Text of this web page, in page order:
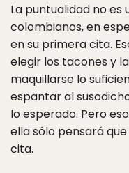
La puntualidad no es
colombianos, en
en su primera cita.
elegir los tacones y
maquillarse lo
espantar al
lo esperado. Pero
ella sólo pensará
cita.